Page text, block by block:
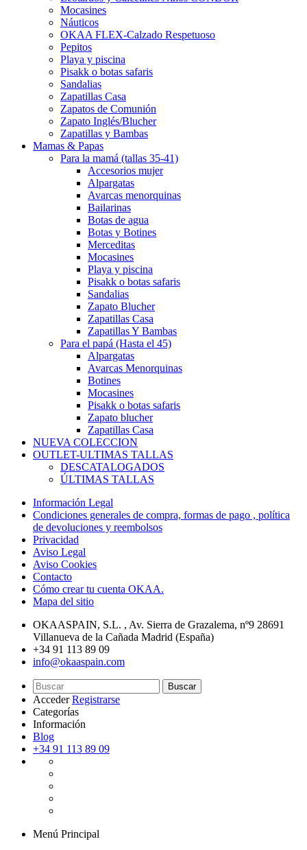
Mocasines
Náuticos
OKAA FLEX-Calzado Respetuoso
Pepitos
Playa y piscina
Pisakk o botas safaris
Sandalias
Zapatillas Casa
Zapatos de Comunión
Zapato Inglés/Blucher
Zapatillas y Bambas
Mamas & Papas
Para la mamá (tallas 35-41)
Accesorios mujer
Alpargatas
Avarcas menorquinas
Bailarinas
Botas de agua
Botas y Botines
Merceditas
Mocasines
Playa y piscina
Pisakk o botas safaris
Sandalias
Zapato Blucher
Zapatillas Casa
Zapatillas Y Bambas
Para el papá (Hasta el 45)
Alpargatas
Avarcas Menorquinas
Botines
Mocasines
Pisakk o botas safaris
Zapato blucher
Zapatillas Casa
NUEVA COLECCION
OUTLET-ULTIMAS TALLAS
DESCATALOGADOS
ÚLTIMAS TALLAS
Información Legal
Condiciones generales de compra, formas de pago , política
de devoluciones y reembolsos
Privacidad
Aviso Legal
Aviso Cookies
Contacto
Cómo crear tu cuenta OKAA.
Mapa del sitio
OKAASPAIN, S.L. , Av. Sierra de Grazalema, nº9 28691
Villanueva de la Cañada Madrid (España)
+34 91 113 89 09
info@okaaspain.com
Buscar
AccederRegistrarse
Categorías
Información
Blog
+34 91 113 89 09
Menú Principal